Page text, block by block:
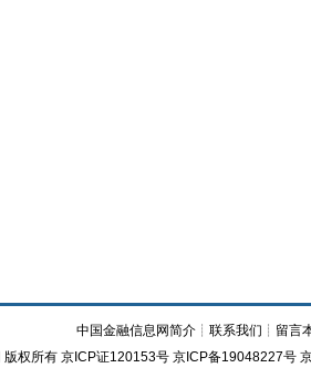
中国金融信息网简介┊ 联系我们 ┊ 留言
版权所有 京ICP证120153号 京ICP备19048227号